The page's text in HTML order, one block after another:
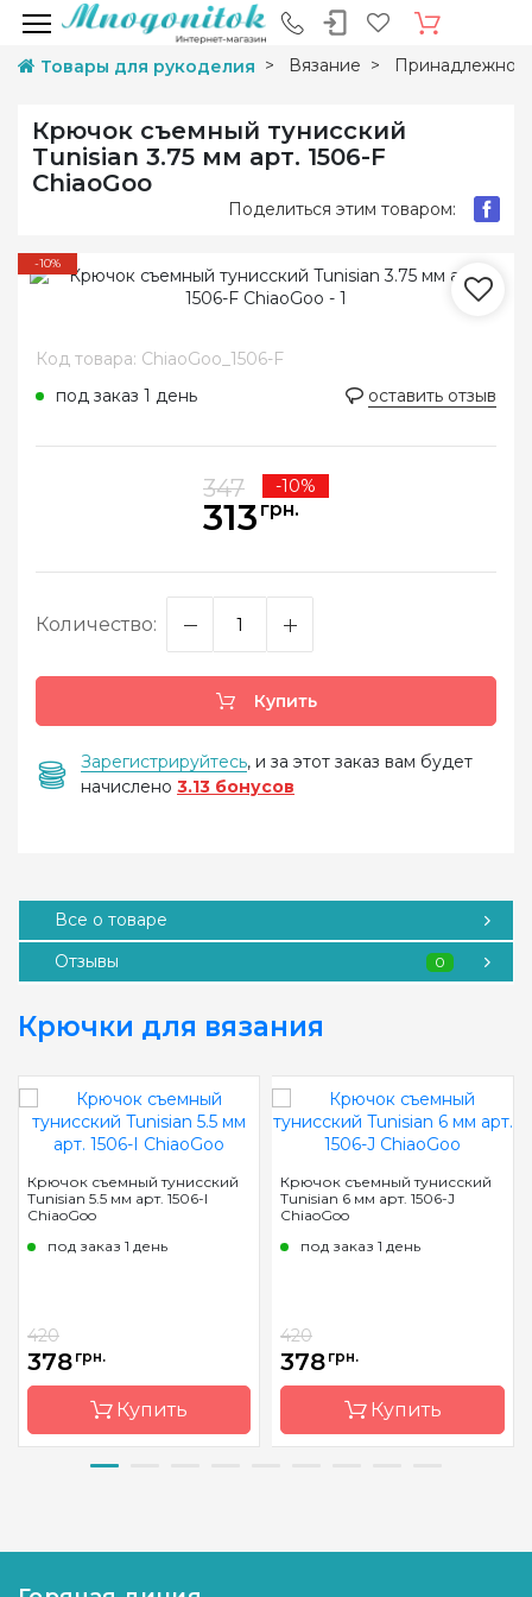
Товары для рукоделия Вязание
Крючок съемный тунисский
Tunisian 3.75 мм арт. 1506-F
ChiaoGoo
Поделиться этим товаром:
-10%
Код товара: ChiaoGoo_1506-F
под заказ 1 день
оставить отзыв
347 -10%
313 грн.
Количество:
Купить
Зарегистрируйтесь, и за этот заказ вам будет
начислено 3.13 бонусов
Все о товаре
Отзывы
0
Крючки для вязания
Крючок съемный тунисский
Tunisian 5.5 мм арт. 1506-I
ChiaoGoo
под заказ 1 день
420
378 грн.
Купить
производитель
Крючок съемный тунисский
Tunisian 6 мм арт. 1506-J
ChiaoGoo
под заказ 1 день
420
378 грн.
Купить